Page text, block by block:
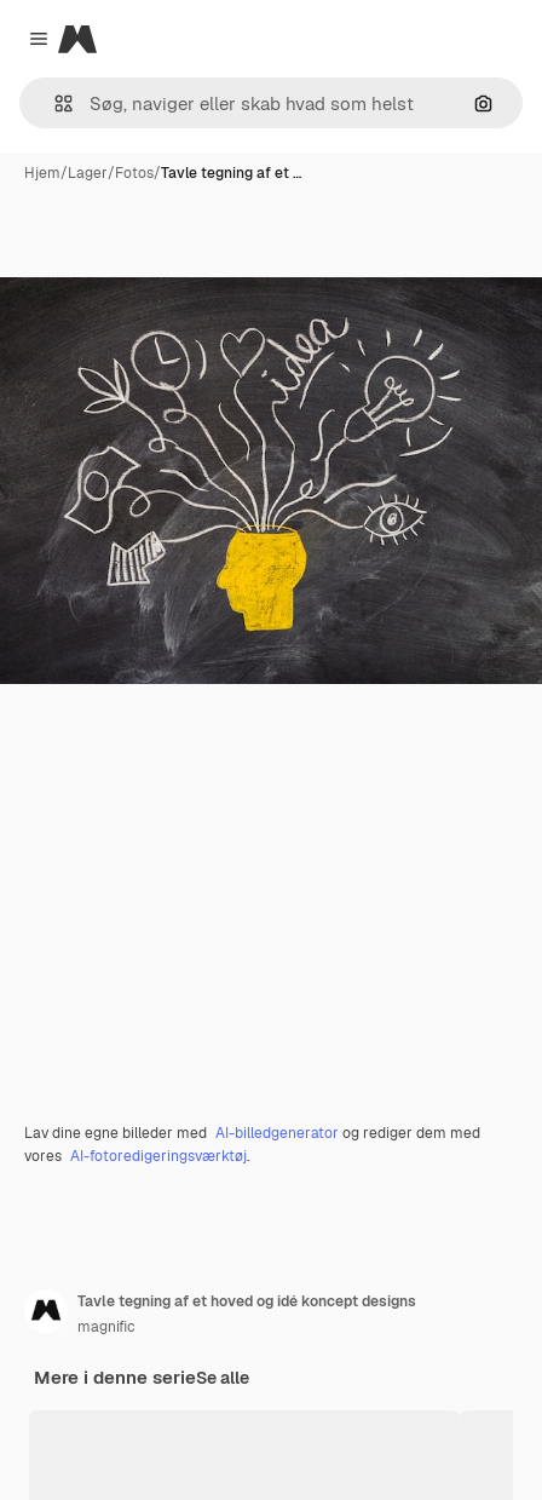
Close menu
Magnific
Søg
Hjem/Lager/Fotos/Tavle tegning af et …
Lav dine egne billeder med AI-billedgenerator og rediger dem med
vores AI-fotoredigeringsværktøj.
Tavle tegning af et hoved og idé koncept designs
magnific
Mere i denne serieSe alle